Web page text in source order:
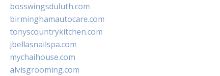
bosswingsduluth.com
birminghamautocare.com
tonyscountrykitchen.com
jbellasnailspa.com
mychaihouse.com
alvisgrooming.com